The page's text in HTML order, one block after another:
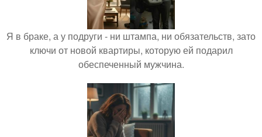
Я в браке, а у подруги - ни штампа, ни обязательств, зато
ключи от новой квартиры, которую ей подарил
обеспеченный мужчина.